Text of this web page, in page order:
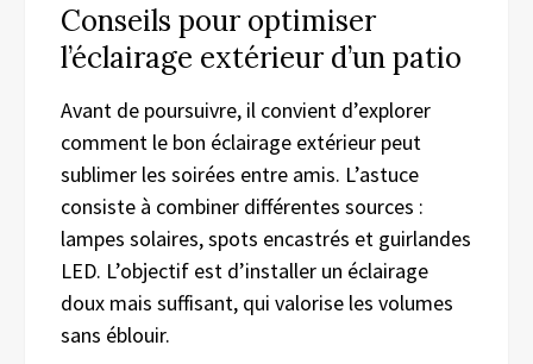
Conseils pour optimiser
l’éclairage extérieur d’un patio
Avant de poursuivre, il convient d’explorer
comment le bon éclairage extérieur peut
sublimer les soirées entre amis. L’astuce
consiste à combiner différentes sources :
lampes solaires, spots encastrés et guirlandes
LED. L’objectif est d’installer un éclairage
doux mais suffisant, qui valorise les volumes
sans éblouir.